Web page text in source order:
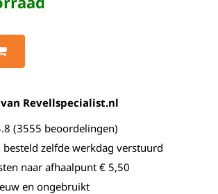
Revellspecialist.nl
(3555 beoordelingen)
zelfde werkdag verstuurd
naar afhaalpunt € 5,50
en ongebruikt